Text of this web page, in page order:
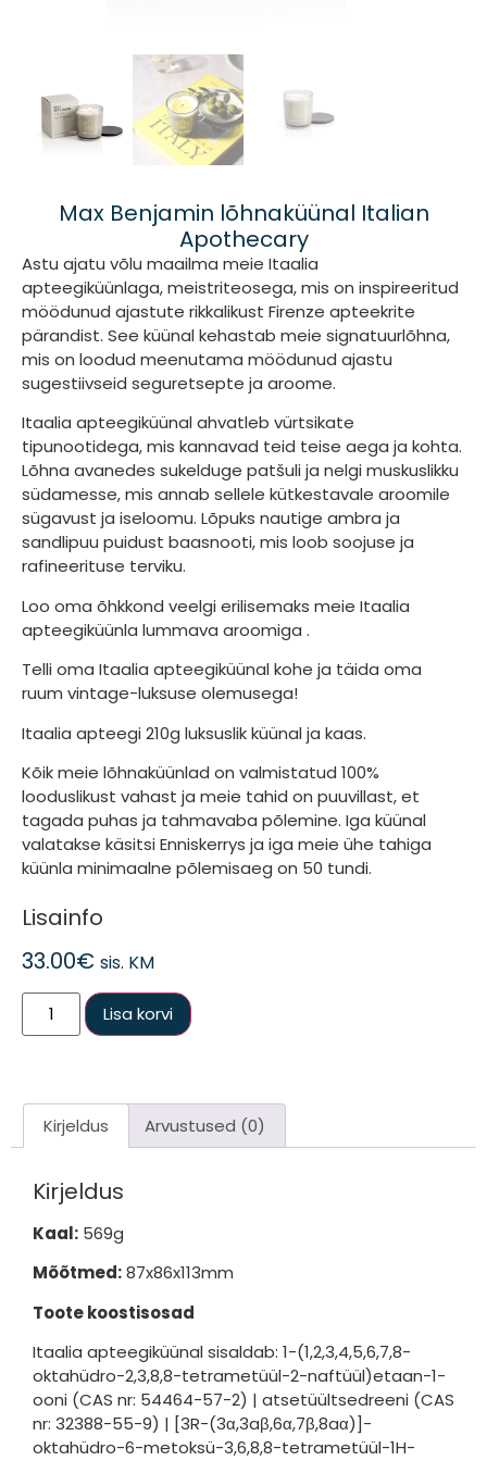
Max Benjamin lõhnaküünal Italian
Apothecary
Astu ajatu võlu maailma meie Itaalia
apteegiküünlaga,meistriteosega, mis on inspireeritud
möödunud ajastute rikkalikust Firenze apteekrite
pärandist. See küünal kehastab meie signatuurlõhna,
mis on loodud meenutama möödunud ajastu
sugestiivseid seguretsepte ja aroome.
Itaalia apteegiküünal ahvatleb vürtsikate
tipunootidega, mis kannavad teid teise aega ja kohta.
Lõhna avanedes sukelduge patšuli ja nelgi muskuslikku
südamesse, mis annab sellele kütkestavale aroomile
sügavust ja iseloomu. Lõpuks nautige ambra ja
sandlipuu puidust baasnooti, ​​mis loob soojuse ja
rafineerituse terviku.
Loo oma õhkkond veelgi erilisemaks meie Itaalia
apteegiküünla lummava aroomiga .
Telli oma Itaalia apteegiküünal kohe ja täida oma
ruum vintage-luksuse olemusega!
Itaalia apteegi 210g luksuslik küünal ja kaas.
Kõik meie lõhnaküünlad on valmistatud 100%
looduslikust vahast ja meie tahid on puuvillast, et
tagada puhas ja tahmavaba põlemine. Iga küünal
valatakse käsitsi Enniskerrys ja iga meie ühe tahiga
küünla minimaalne põlemisaeg on 50 tundi.
Lisainfo
33.00€ sis. KM
Lisa korvi
Kirjeldus Arvustused (0)
Kirjeldus
Kaal: 569g
Mõõtmed:87x86x113mm
Toote koostisosad
Itaalia apteegiküünal sisaldab: 1-(1,2,3,4,5,6,7,8-
oktahüdro-2,3,8,8-tetrametüül-2-naftüül)etaan-1-
ooni (CAS nr: 54464-57-2) | atsetüültsedreeni (CAS
nr: 32388-55-9) | [3R-(3α,3aβ,6α,7β,8aα)]-
oktahüdro-6-metoksü-3,6,8,8-tetrametüül-1H-